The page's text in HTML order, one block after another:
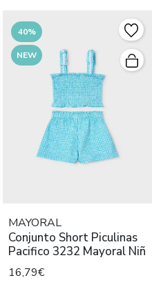
40%
NEW
MAYORAL
Conjunto Short Piculinas
Pacifico 3232 Mayoral Niñ
16,79€